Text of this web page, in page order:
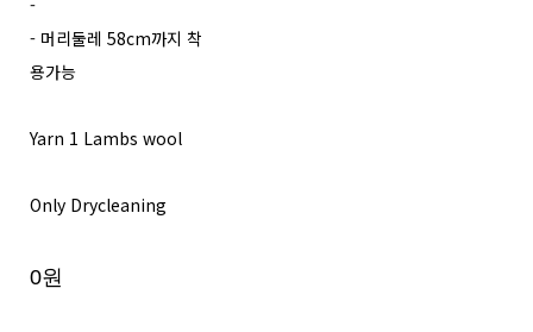
-
- 머리둘레 58cm까지 착
용가능
Yarn 1 Lambs wool
Only Drycleaning
0원